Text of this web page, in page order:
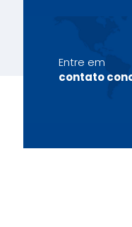
Entre em
contato